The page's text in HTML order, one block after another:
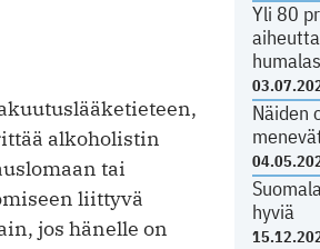
Yli 80
Näiden
hyviä
alkoholistin
tai
liittyvä
jos hänelle on